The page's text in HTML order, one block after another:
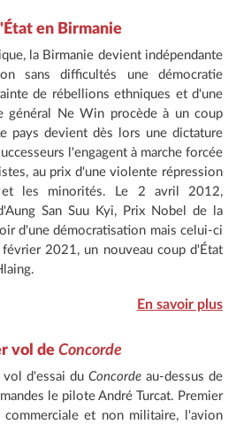
en Birmanie
la Birmanie devient indépendante
sans difficultés une démocratie
de rébellions ethniques et d'une
général Ne Win procède à un coup
pays devient dès lors une dictature
l'engagent à marche forcée
au prix d'une violente répression
et les minorités. Le 2 avril 2012,
San Suu Kyi, Prix Nobel de la
d'une démocratisation mais celui-ci
2021, un nouveau coup d'État
En savoir plus
vol de Concorde
d'essai du Concordeau-dessus de
le pilote André Turcat. Premier
commerciale et non militaire, l'avion